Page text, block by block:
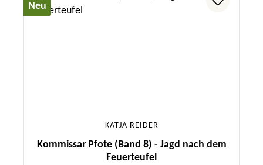
Neu
KATJA REIDER
Kommissar Pfote (Band 8) - Jagd nach dem
Feuerteufel